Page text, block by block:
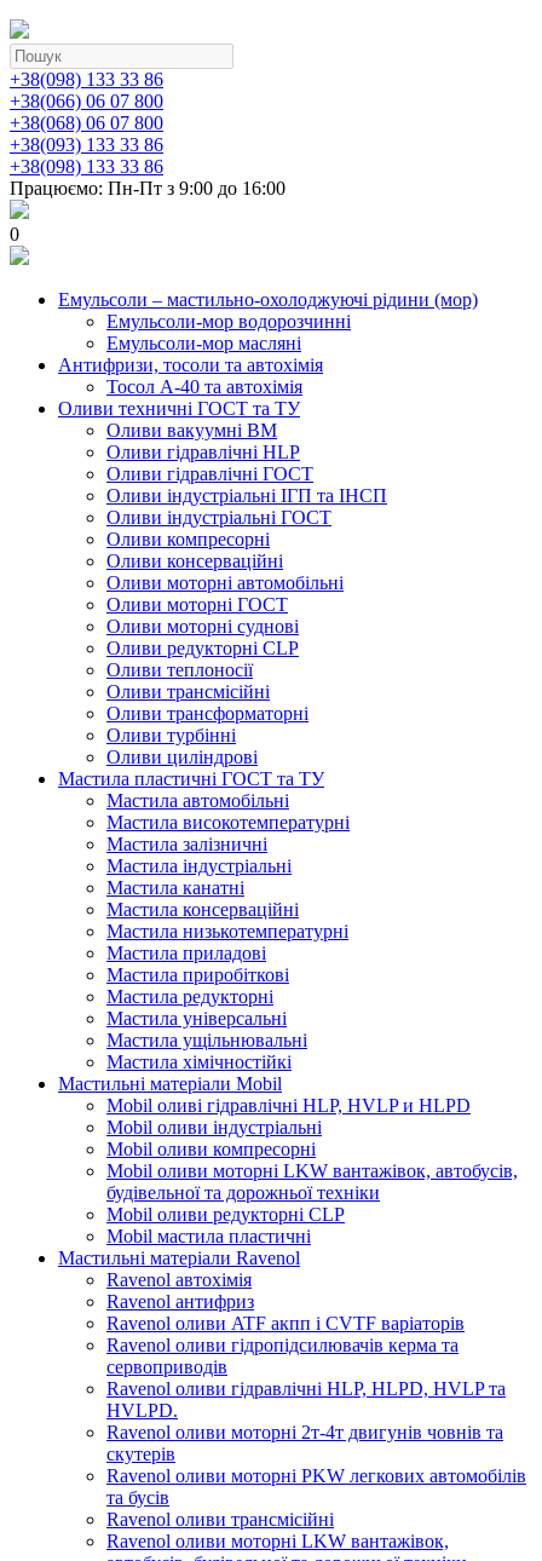
+38(098) 133 33 86
+38(066) 06 07 800
+38(068) 06 07 800
+38(093) 133 33 86
+38(098) 133 33 86
Працюємо: Пн-Пт з 9:00 до 16:00
0
Емульсоли – мастильно-охолоджуючі рідини (мор)
Емульсоли-мор водорозчинні
Емульсоли-мор масляні
Антифризи, тосоли та автохімія
Тосол А-40 та автохімія
Оливи техничні ГОСТ та ТУ
Оливи вакуумні ВМ
Оливи гідравлічні HLP
Оливи гідравлічні ГОСТ
Оливи індустріальні ІГП та ІНСП
Оливи індустріальні ГОСТ
Оливи компресорні
Оливи консерваційні
Оливи моторні автомобільні
Оливи моторні ГОСТ
Оливи моторні суднові
Оливи редукторні CLP
Оливи теплоносії
Оливи трансмісійні
Оливи трансформаторні
Оливи турбінні
Оливи циліндрові
Мастила пластичні ГОСТ та ТУ
Мастила автомобільні
Мастила високотемпературні
Мастила залізничні
Мастила індустріальні
Мастила канатні
Мастила консерваційні
Мастила низькотемпературні
Мастила приладові
Мастила приробіткові
Мастила редукторні
Мастила універсальні
Мастила ущільнювальні
Мастила хімічностійкі
Мастильні матеріали Mobil
Mobil оливі гідравлічні HLP, HVLP и HLPD
Mobil оливи індустріальні
Mobil оливи компресорні
Mobil оливи моторні LKW вантажівок, автобусів,
будівельної та дорожньої техніки
Mobil оливи редукторні CLP
Mobil мастила пластичні
Мастильні матеріали Ravenol
Ravenol автохімія
Ravenol антифриз
Ravenol оливи ATF акпп і CVTF варіаторів
Ravenol оливи гідропідсилювачів керма та
сервоприводів
Ravenol оливи гідравлічні HLP, HLPD, HVLP та
HVLPD.
Ravenol оливи моторні 2т-4т двигунів човнів та
скутерів
Ravenol оливи моторні PKW легкових автомобілів
та бусів
Ravenol оливи трансмісійні
Ravenol оливи моторні LKW вантажівок,